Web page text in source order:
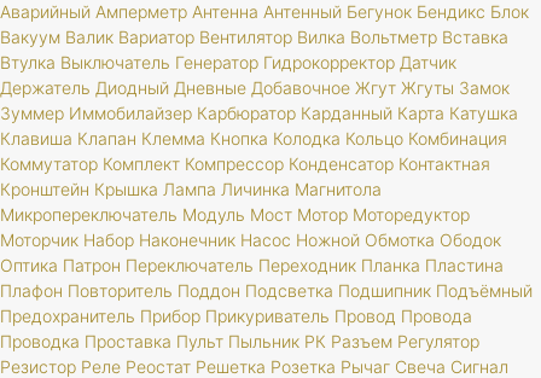
Аварийный Амперметр Антенна Антенный Бегунок Бендикс Блок
Вакуум Валик Вариатор Вентилятор Вилка Вольтметр Вставка
Втулка Выключатель Генератор Гидрокорректор Датчик
Держатель Диодный Дневные Добавочное Жгут Жгуты Замок
Зуммер Иммобилайзер Карбюратор Карданный Карта Катушка
Клавиша Клапан Клемма Кнопка Колодка Кольцо Комбинация
Коммутатор Комплект Компрессор Конденсатор Контактная
Кронштейн Крышка Лампа Личинка Магнитола
Микропереключатель Модуль Мост Мотор Моторедуктор
Моторчик Набор Наконечник Насос Ножной Обмотка Ободок
Оптика Патрон Переключатель Переходник Планка Пластина
Плафон Повторитель Поддон Подсветка Подшипник Подъёмный
Предохранитель Прибор Прикуриватель Провод Провода
Проводка Проставка Пульт Пыльник РК Разъем Регулятор
Резистор Реле Реостат Решетка Розетка Рычаг Свеча Сигнал